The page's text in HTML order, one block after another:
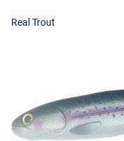
Real Trout